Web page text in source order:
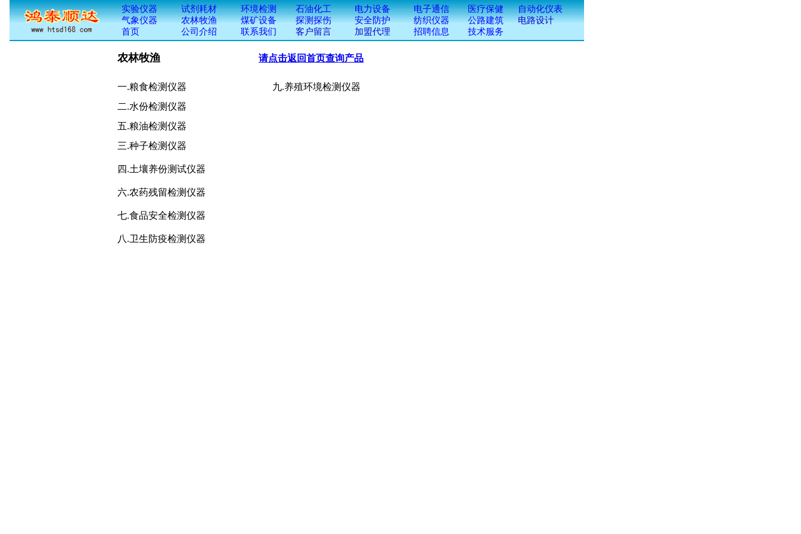
农林牧渔 请点击返回首页查询产品
一.粮食检测仪器 九.养殖环境检测仪器
二.水份检测仪器
五.粮油检测仪器
三.种子检测仪器
四.土壤养份测试仪器
六.农药残留检测仪器
七.食品安全检测仪器
八.卫生防疫检测仪器